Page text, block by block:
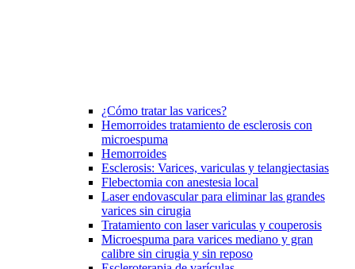
¿Cómo tratar las varices?
Hemorroides tratamiento de esclerosis con
microespuma
Hemorroides
Esclerosis: Varices, variculas y telangiectasias
Flebectomia con anestesia local
Laser endovascular para eliminar las grandes
varices sin cirugia
Tratamiento con laser variculas y couperosis
Microespuma para varices mediano y gran
calibre sin cirugia y sin reposo